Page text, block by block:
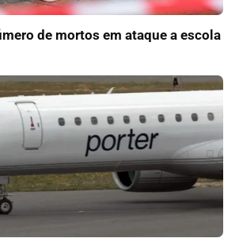
de mortos em ataque a escola